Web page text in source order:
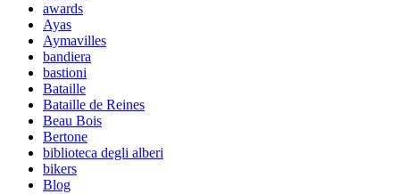
awards
Ayas
Aymavilles
bandiera
bastioni
Bataille
Bataille de Reines
Beau Bois
Bertone
biblioteca degli alberi
bikers
Blog